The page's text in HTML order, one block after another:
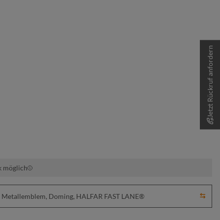
möglich
Doming, HALFAR FAST LANE®
Jetzt Rückruf anfordern